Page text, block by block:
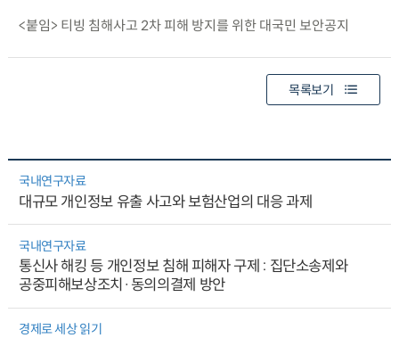
<붙임> 티빙 침해사고 2차 피해 방지를 위한 대국민 보안공지
목록보기
국내연구자료
대규모 개인정보 유출 사고와 보험산업의 대응 과제
국내연구자료
통신사 해킹 등 개인정보 침해 피해자 구제 : 집단소송제와
공중피해보상조치·동의의결제 방안
경제로 세상 읽기